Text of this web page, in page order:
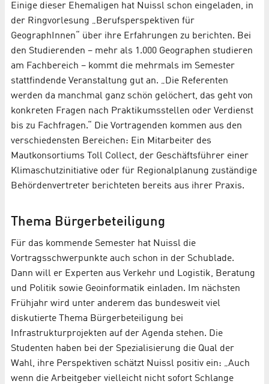
Einige dieser Ehemaligen hat Nuissl schon eingeladen, in
der Ringvorlesung „Berufsperspektiven für
GeographInnen“ über ihre Erfahrungen zu berichten. Bei
den Studierenden – mehr als 1.000 Geographen studieren
am Fachbereich – kommt die mehrmals im Semester
stattfindende Veranstaltung gut an. „Die Referenten
werden da manchmal ganz schön gelöchert, das geht von
konkreten Fragen nach Praktikumsstellen oder Verdienst
bis zu Fachfragen.“ Die Vortragenden kommen aus den
verschiedensten Bereichen: Ein Mitarbeiter des
Mautkonsortiums Toll Collect, der Geschäftsführer einer
Klimaschutzinitiative oder für Regionalplanung zuständige
Behördenvertreter berichteten bereits aus ihrer Praxis.
Thema Bürgerbeteiligung
Für das kommende Semester hat Nuissl die
Vortragsschwerpunkte auch schon in der Schublade.
Dann will er Experten aus Verkehr und Logistik, Beratung
und Politik sowie Geoinformatik einladen. Im nächsten
Frühjahr wird unter anderem das bundesweit viel
diskutierte Thema Bürgerbeteiligung bei
Infrastrukturprojekten auf der Agenda stehen. Die
Studenten haben bei der Spezialisierung die Qual der
Wahl, ihre Perspektiven schätzt Nuissl positiv ein: „Auch
wenn die Arbeitgeber vielleicht nicht sofort Schlange